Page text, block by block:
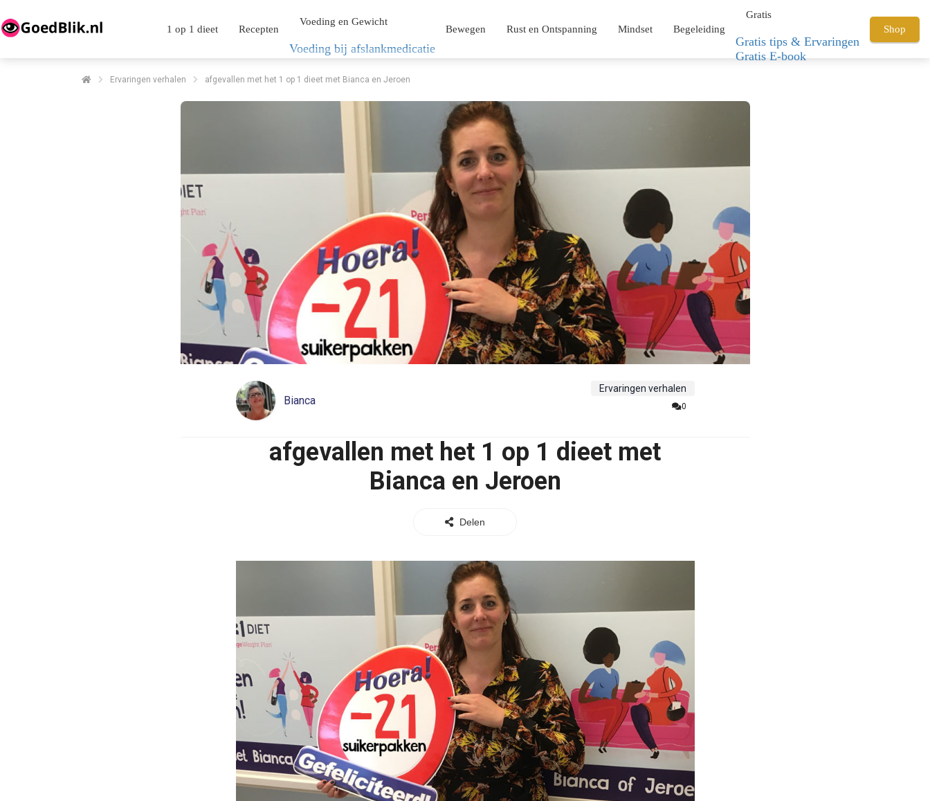
1 op 1 dieet Recepten
Voeding en Gewicht
Voeding bij afslankmedicatie
Bewegen Rust en Ontspanning Mindset Begeleiding
Gratis
Gratis tips & Ervaringen
Gratis E-book
Shop
Ervaringen verhalen afgevallen met het 1 op 1 dieet met Bianca en Jeroen
Bianca
Ervaringen verhalen
0
afgevallen met het 1 op 1 dieet met
Bianca en Jeroen
Delen